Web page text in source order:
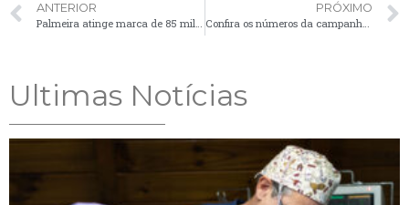
ANTERIOR
Palmeira atinge marca de 85 mil vacinas contra a Covid-19 aplicadas
PRÓXIMO
Confira os números da campanha de vacinação contra Influenza em Palmeira
Ultimas Notícias